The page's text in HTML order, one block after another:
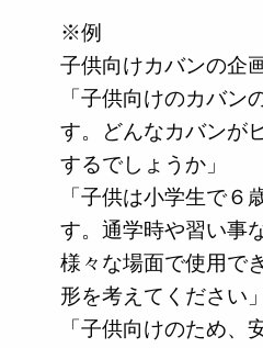
※例
子供向けカバンの企
「子供向けのカバン
す。どんなカバンが
するでしょうか」
「子供は小学生で６
す。通学時や習い事
様々な場面で使用で
形を考えてください」
「子供向けのため、